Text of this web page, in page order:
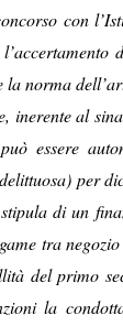
con
norma
inerente al
essere
per
di un
tra
del primo
la